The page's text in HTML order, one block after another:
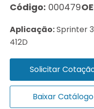
Código: 000479
Aplicação:Sprinter
412D
Solicitar
Baixar Catálogo